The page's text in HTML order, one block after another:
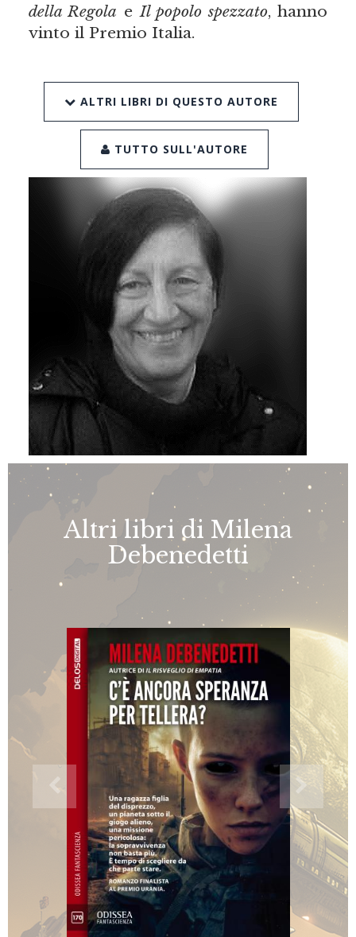
della Regola e Il popolo spezzato, hanno
vinto il Premio Italia.
ALTRI LIBRI DI QUESTO AUTORE
TUTTO SULL'AUTORE
Altri libri di Milena
Debenedetti